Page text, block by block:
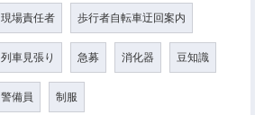
現場責任者 歩行者自転車迂回案内
列車見張り 急募 消化器 豆知識
警備員 制服